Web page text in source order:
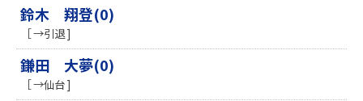
鈴木 翔登(0)
［ →引退 ]
鎌田 大夢(0)
［ →仙台 ]